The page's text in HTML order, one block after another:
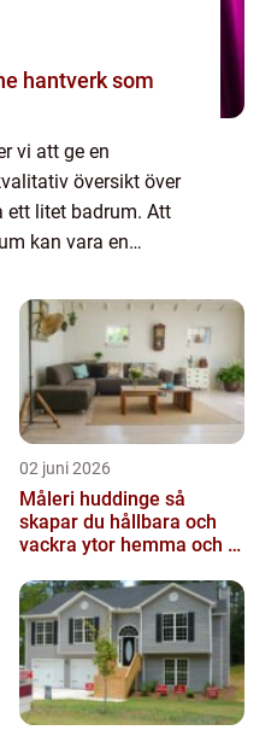
vi att ge en
översikt över
ett litet badrum. Att
kan vara en
rätt planering och
02 juni 2026
Måleri huddinge så
skapar du hållbara och
vackra ytor hemma och i